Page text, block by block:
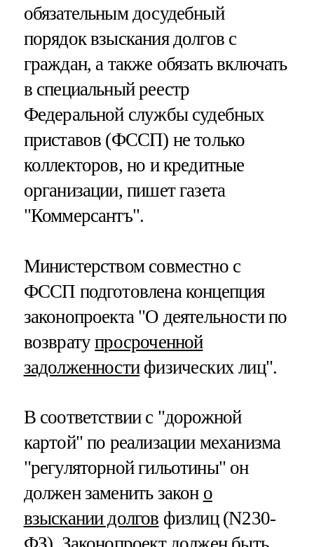
обязательным досудебный
порядок взыскания долгов с
граждан, а также обязать включать
в специальный реестр
Федеральной службы судебных
приставов (ФССП) не только
коллекторов, но и кредитные
организации, пишет газета
"Коммерсантъ".
Министерством совместно с
ФССП подготовлена концепция
законопроекта "О деятельности по
возвратупросроченной
задолженностифизических лиц".
В соответствии с "дорожной
картой" по реализации механизма
"регуляторной гильотины" он
должен заменить закон о
взыскании долгов физлиц (N230-